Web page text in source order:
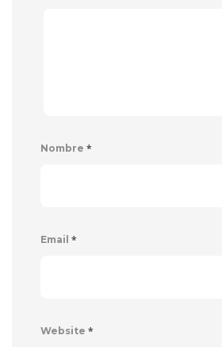
Nombre *
Email *
Website *